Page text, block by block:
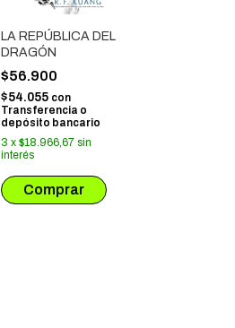
LA REPÚBLICA DEL
DRAGÓN
$56.900
$54.055 con
Transferencia o
depósito bancario
3 x $18.966,67 sin
interés